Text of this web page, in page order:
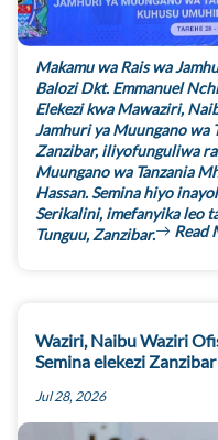
Makamu wa Rais wa
Balozi Dkt. Emmanuel
Elekezi kwa Mawaziri,
Jamhuri ya Muungano wa
Zanzibar, iliyofunguliwa
Muungano wa Tanzania
Hassan. Semina hiyo
Serikalini, imefanyika leo
Tunguu, Zanzibar.
Read
Waziri, Naibu Waziri
Semina elekezi Zanzibar
Jul 28, 2026